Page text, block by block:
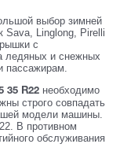
выбор зимней
Sava, Linglong, Pirelli
с
ледяных и снежных
пассажирам.
35 R22 необходимо
строго совпадать
модели машины.
В противном
обслуживания